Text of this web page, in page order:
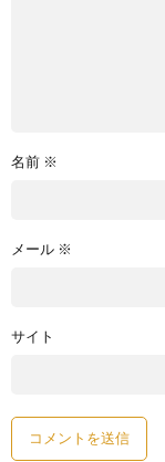
名前 ※
メール ※
サイト